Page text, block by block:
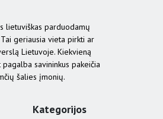
lietuviškas parduodamų
geriausia vieta pirkti ar
Lietuvoje. Kiekvieną
savininkus pakeičia
šalies įmonių.
Kategorijos